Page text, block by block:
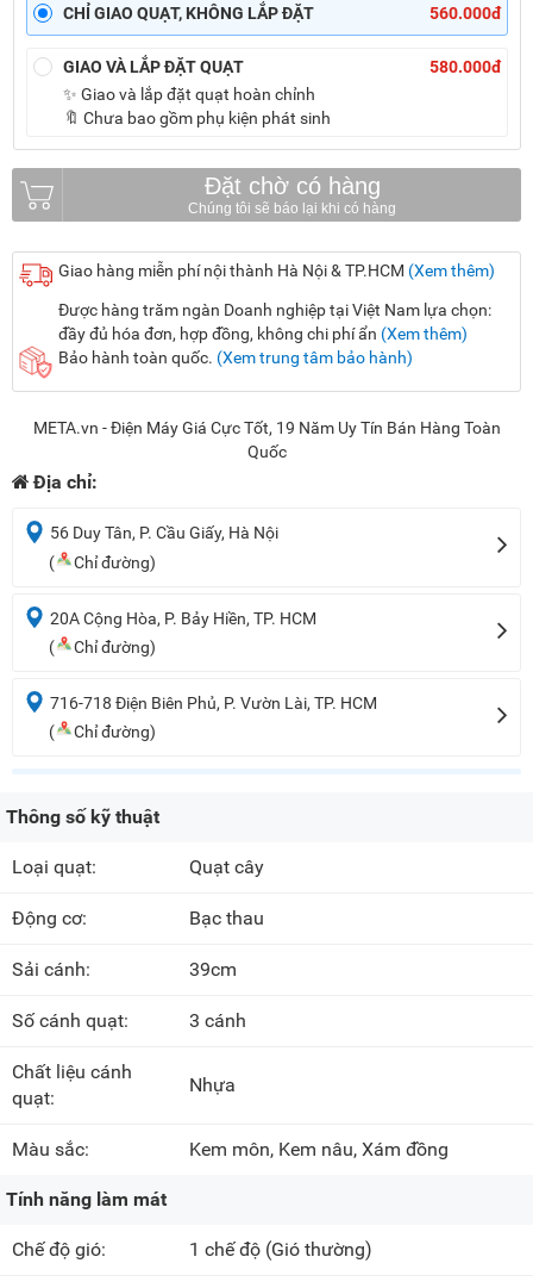
CHỈ GIAO QUẠT, KHÔNG LẮP ĐẶT 560.000đ
GIAO VÀ LẮP ĐẶT QUẠT
580.000đ
✨ Giao và lắp đặt quạt hoàn chỉnh
🔖 Chưa bao gồm phụ kiện phát sinh
Đặt chờ có hàng
Giao hàng miễn phí nội thành Hà Nội & TP.HCM (Xem thêm)
Được hàng trăm ngàn Doanh nghiệp tại Việt Nam lựa chọn:
đầy đủ hóa đơn, hợp đồng, không chi phí ẩn (Xem thêm)
Bảo hành toàn quốc. (Xem trung tâm bảo hành)
META.vn - Điện Máy Giá Cực Tốt, 19 Năm Uy Tín Bán Hàng Toàn
Quốc
Địa chỉ:
56 Duy Tân, P. Cầu Giấy, Hà Nội
(
Chỉ đường)
20A Cộng Hòa, P. Bảy Hiền, TP. HCM
(
Chỉ đường)
716-718 Điện Biên Phủ, P. Vườn Lài, TP. HCM
(
Chỉ đường)
Thông số kỹ thuật
Loại quạt: Quạt cây
Động cơ: Bạc thau
Sải cánh: 39cm
Số cánh quạt: 3 cánh
Chất liệu cánh
quạt:
Nhựa
Màu sắc: Kem môn, Kem nâu, Xám đồng
Tính năng làm mát
Chế độ gió: 1 chế độ (Gió thường)